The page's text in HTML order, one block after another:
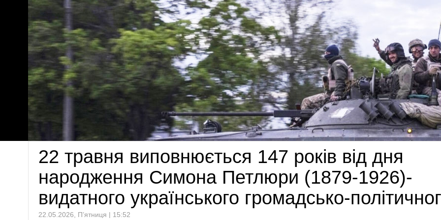
22 травня виповнюється 147 років від дня
народження Симона Петлюри (1879-1926)-
видатного українського громадсько-
22.05.2026, П’ятниця | 15:52